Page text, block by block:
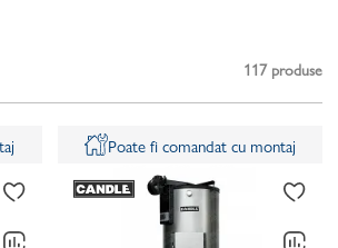
117produse
Poate fi comandat cu montaj